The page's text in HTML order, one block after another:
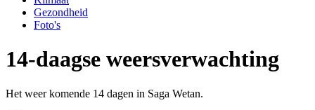
Gezondheid
Foto's
14-daagse weersverwachting
Het weer komende 14 dagen in Saga Wetan.